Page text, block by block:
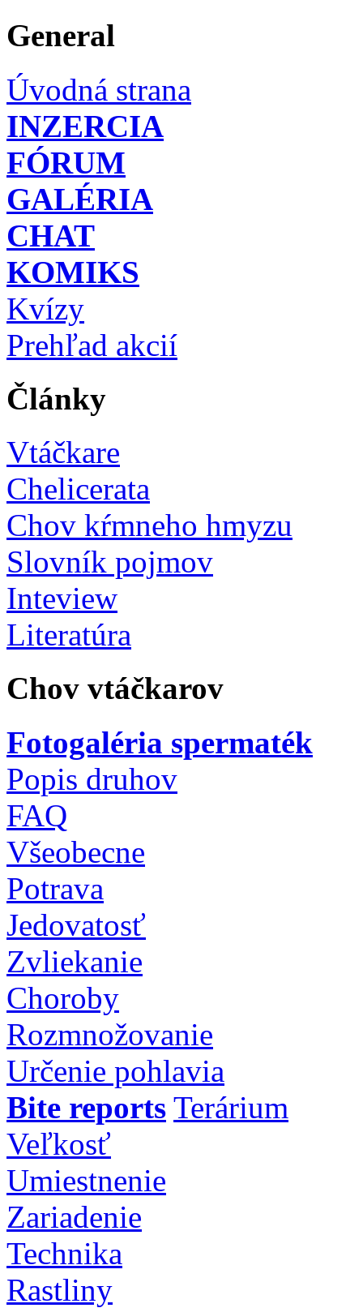
General
Úvodná strana
INZERCIA
FÓRUM
GALÉRIA
CHAT
KOMIKS
Kvízy
Prehľad akcií
Články
Vtáčkare
Chelicerata
Chov kŕmneho hmyzu
Slovník pojmov
Inteview
Literatúra
Chov vtáčkarov
Fotogaléria spermaték
Popis druhov
FAQ
Všeobecne
Potrava
Jedovatosť
Zvliekanie
Choroby
Rozmnožovanie
Určenie pohlavia
Bite reports Terárium
Veľkosť
Umiestnenie
Zariadenie
Technika
Rastliny